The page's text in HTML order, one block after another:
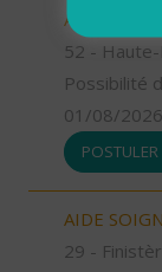
AIDE
52 -
Possibilité
01/08/2026
POSTULER
AIDE
29 -